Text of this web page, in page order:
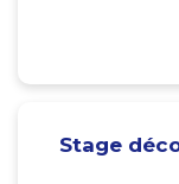
Stage